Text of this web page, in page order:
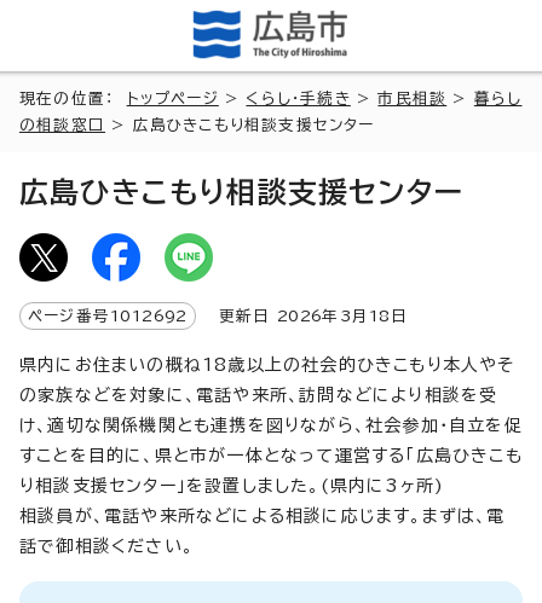
現在の位置： トップページ > くらし・手続き >市民相談 > 暮らし
の相談窓口
> 広島ひきこもり相談支援センター
広島ひきこもり相談支援センター
ページ番号 1012692 更新日 2026年3月 18 日
県内にお住まいの概ね18歳以上の社会的ひきこもり本人やそ
の家族などを対象に、電話や来所、訪問などにより相談を受
け、適切な関係機関とも連携を図りながら、社会参加・自立を促
すことを目的に、県と市が一体となって運営する「広島ひきこも
り相談支援センター」を設置しました。(県内に3ヶ所)
相談員が、電話や来所などによる相談に応じます。まずは、電
話で御相談ください。